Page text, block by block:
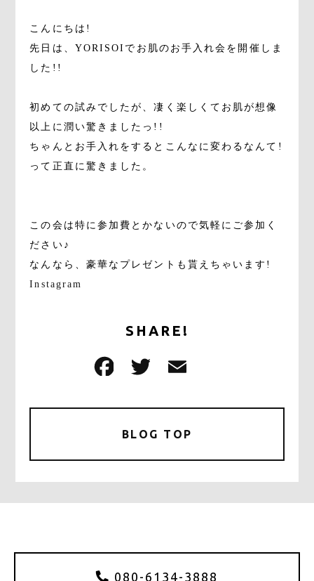
こんにちは!
先日は、YORISOIでお肌のお手入れ会を開催しま
した!!
初めての試みでしたが、凄く楽しくてお肌が想像
以上に潤い驚きましたっ!!
ちゃんとお手入れをするとこんなに変わるなんて!
って正直に驚きました。
この会は特に参加費とかないので気軽にご参加く
ださい♪
なんなら、豪華なプレゼントも貰えちゃいます!
Instagram
SHARE!
F
c
e
b
o
o
T
it
te
r
ai
BLOG TOP
080-6134-3888